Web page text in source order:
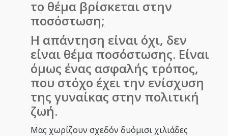
το θέμα βρίσκεται στην
ποσόστωση;
Η απάντηση είναι όχι, δεν
είναι θέμα ποσόστωσης. Είναι
όμως ένας ασφαλής τρόπος,
που στόχο έχει την ενίσχυση
της γυναίκας στην πολιτική
ζωή.
Μας χωρίζουν σχεδόν δυόμισι χιλιάδες